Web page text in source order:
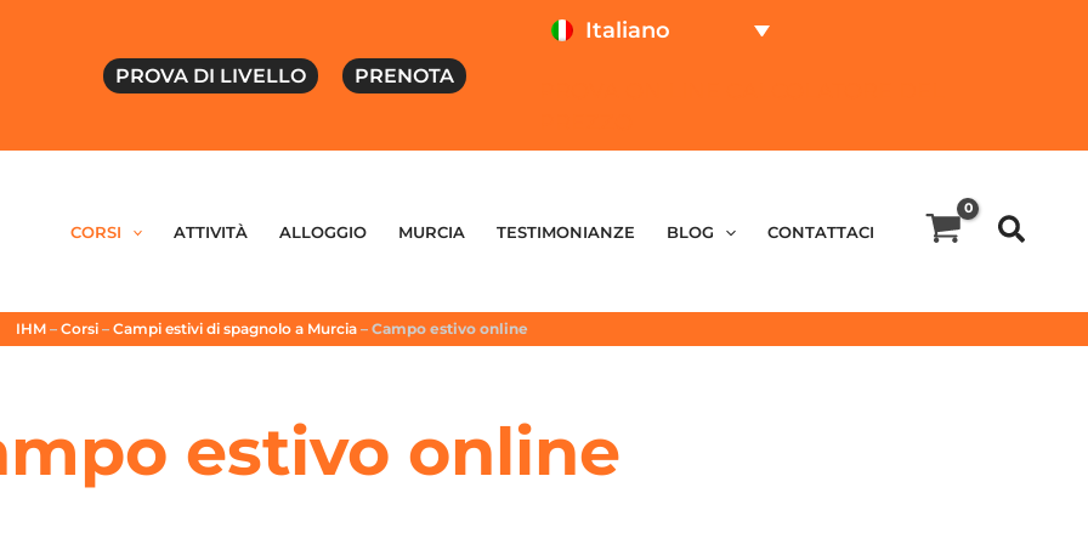
PROVA DI LIVELLO PRENOTA
Italiano
CORSI ATTIVITÀ ALLOGGIO MURCIA TESTIMONIANZE BLOG CONTATTACI
IHM – Corsi – Campi estivi di spagnolo a Murcia – Campo estivo online
estivo online